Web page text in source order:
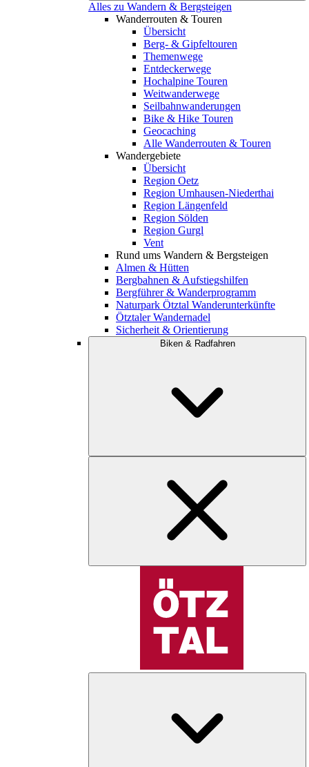
Alles zu Wandern & Bergsteigen
Wanderrouten & Touren
Übersicht
Berg- & Gipfeltouren
Themenwege
Entdeckerwege
Hochalpine Touren
Weitwanderwege
Seilbahnwanderungen
Bike & Hike Touren
Geocaching
Alle Wanderrouten & Touren
Wandergebiete
Übersicht
Region Oetz
Region Umhausen-Niederthai
Region Längenfeld
Region Sölden
Region Gurgl
Vent
Rund ums Wandern & Bergsteigen
Almen & Hütten
Bergbahnen & Aufstiegshilfen
Bergführer & Wanderprogramm
Naturpark Ötztal Wanderunterkünfte
Ötztaler Wandernadel
Sicherheit & Orientierung
Biken & Radfahren